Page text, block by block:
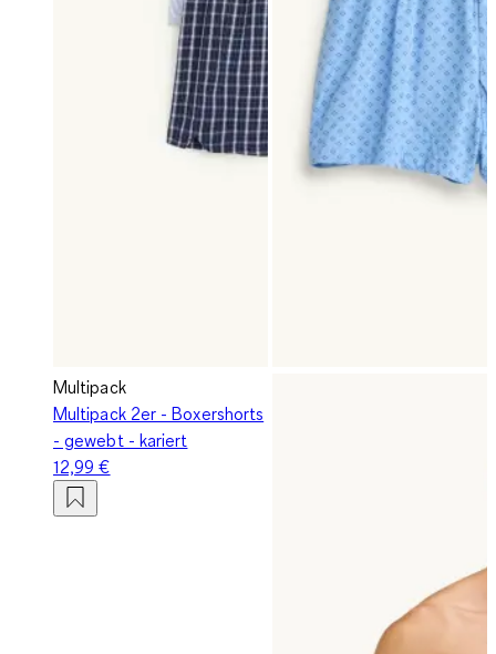
Multipack
Multipack 2er - Boxershorts
- gewebt - kariert
12,99 €